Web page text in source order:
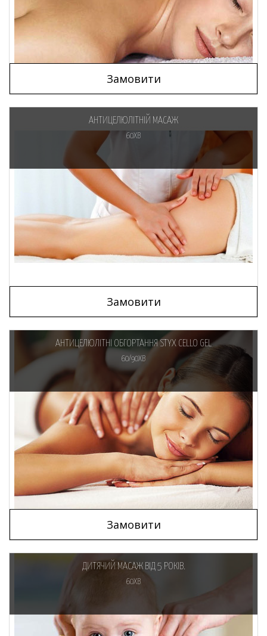
Замовити
АНТИЦЕЛЮЛІТНІЙ МАСАЖ
60ХВ
Замовити
АНТИЦЕЛЮЛІТНІ ОБГОРТАННЯ STYX CELLO GEL
60/90ХВ
Замовити
ДИТЯЧИЙ МАСАЖ ВІД 5 РОКІВ.
60ХВ